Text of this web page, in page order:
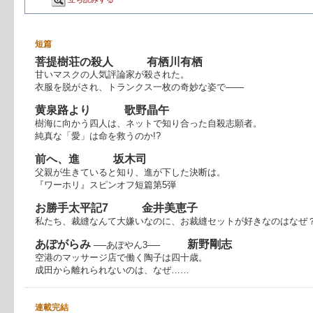
短篇
菩提樹荘の殺人 有栖川有栖
甘いマスクの人気評論家が殺された。
衣服を脱がされ、トランクス一枚の奇妙な姿で――
黄泉路より 歌野晶午
樹海に向かう四人は、ネットで知り合った自殺志願者。
純真な「愛」は命を救うのか!?
前へ、進 坂木司
父親が生きていると知り、進が下した決断は。
『ワーホリ』スピンオフ短篇第5弾
お勝手太平記7 金井美恵子
私たち、裁縫なんて大嫌いなのに、お裁縫セットが好きなのはなぜ
あぽがらみ ──あぽやん3── 新野剛志
空港のマッサージ店で働く陶子は四十歳。
成田から離れられないのは、なぜ……
連載完結